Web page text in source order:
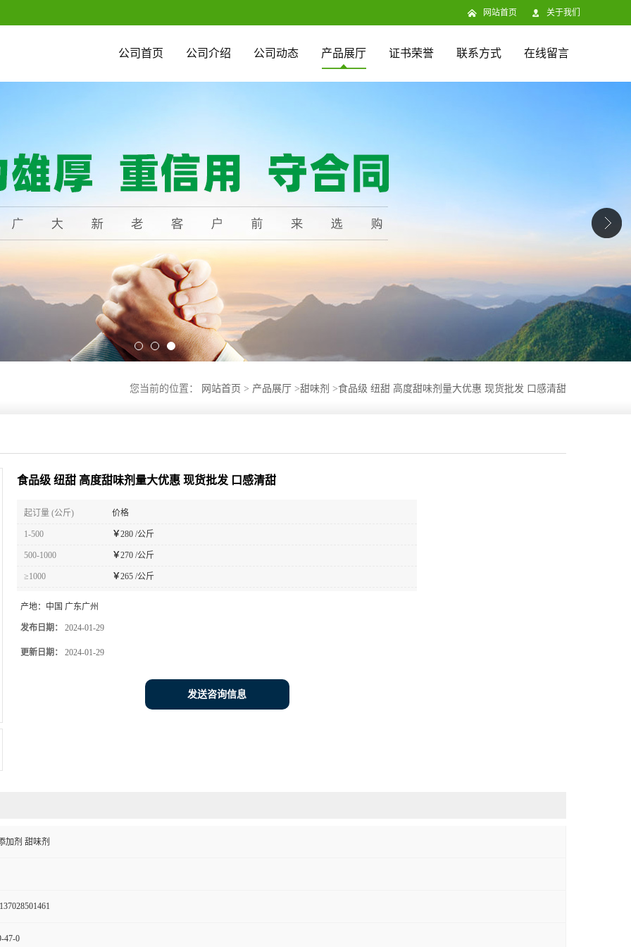
网站首页 关于我们
公司首页 公司介绍 公司动态 产品展厅 证书荣誉 联系方式 在线留言
您当前的位置： 网站首页 > 产品展厅 >甜味剂 >食品级 纽甜 高度甜味剂量大优惠 现货批发 口感清甜
食品级 纽甜 高度甜味剂量大优惠 现货批发 口感清甜
起订量 (公斤) 价格
1-500 ￥280 /公斤
500-1000 ￥270 /公斤
≥1000 ￥265 /公斤
产地： 中国 广东广州
发布日期： 2024-01-29
更新日期： 2024-01-29
发送咨询信息
加剂 甜味剂
47-0